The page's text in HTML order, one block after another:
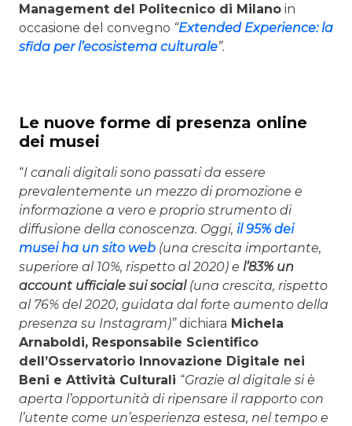
Management del Politecnico di Milano in
occasione del convegno “Extended Experience: la
sfida per l’ecosistema culturale”.
Le nuove forme di presenza online
dei musei
“I canali digitali sono passati da essere
prevalentemente un mezzo di promozione e
informazione a vero e proprio strumento di
diffusione della conoscenza. Oggi, il95% dei
musei ha un sito web (una crescita importante,
superiore al 10%, rispetto al 2020) e l’83% un
account ufficiale sui social(una crescita, rispetto
al 76% del 2020, guidata dal forte aumento della
presenza su Instagram)”dichiara Michela
Arnaboldi, Responsabile Scientifico
dell’Osservatorio Innovazione Digitale nei
Beni e Attività Culturali “Grazie al digitale si è
aperta l’opportunità di ripensare il rapporto con
l’utente come un’esperienza estesa, nel tempo e